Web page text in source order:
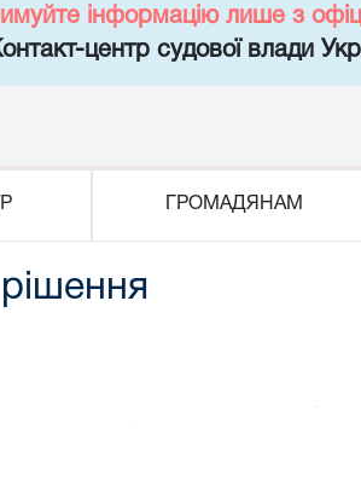
інформацію лише з
центр судової влади
ГРОМАДЯНАМ